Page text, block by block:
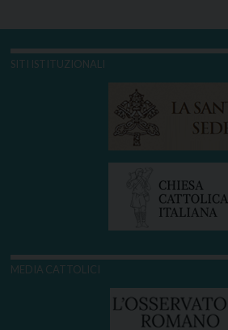
SITI ISTITUZIONALI
MEDIA CATTOLICI